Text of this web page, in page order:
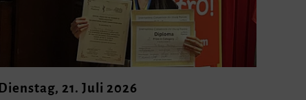
Dienstag, 21. Juli 2026